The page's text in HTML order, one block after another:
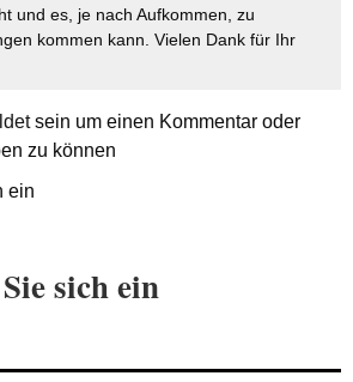
und es, je nach Aufkommen, zu
kommen kann. Vielen Dank für Ihr
sein um einen Kommentar oder
zu können
ein
sich ein